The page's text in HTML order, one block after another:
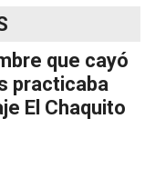
que cayó
practicaba
El Chaquito